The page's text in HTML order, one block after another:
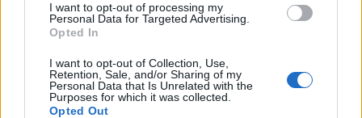
I want to opt-out of processing my
Personal Data for Targeted Advertising.
Opted In
I want to opt-out of Collection, Use,
Retention, Sale, and/or Sharing of my
Personal Data that Is Unrelated with the
Purposes for which it was collected.
Opted Out
VÍCE OD AUTORA
Zpravodajství
Většina koupališť na Příbramsku nabízí
výborné podmínky. Horší voda je jen na
Živohošti